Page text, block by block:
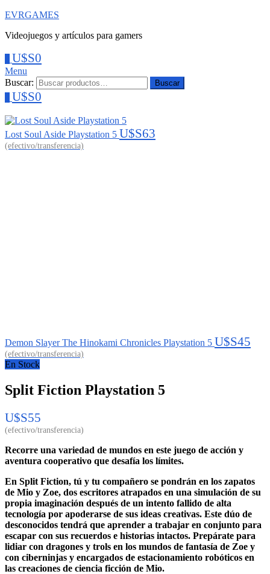
EVRGAMES
Videojuegos y artículos para gamers
U$S0
Menu
Buscar:
Buscar
U$S0
Lost Soul Aside Playstation 5 U$S63
Demon Slayer The Hinokami Chronicles Playstation 5 U$S45
En Stock
Split Fiction Playstation 5
U$S55
Recorre una variedad de mundos en este juego de acción y
aventura cooperativo que desafía los límites.
En Split Fiction, tú y tu compañero se pondrán en los zapatos
de Mio y Zoe, dos escritores atrapados en una simulación de su
propia imaginación después de un intento fallido de alta
tecnología por apoderarse de sus ideas creativas. Este dúo de
desconocidos tendrá que aprender a trabajar en conjunto para
escapar con sus recuerdos e historias intactos. Prepárate para
lidiar con dragones y trols en los mundos de fantasía de Zoe y
con ciberninjas y encargados de estacionamiento robóticos en
las creaciones de ciencia ficción de Mio.